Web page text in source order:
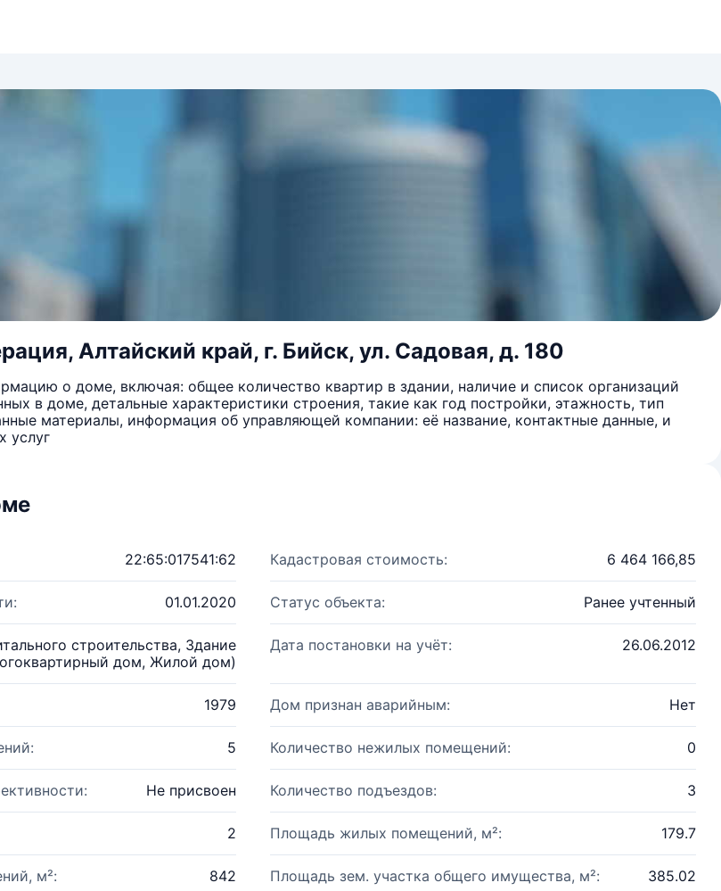
Алтайский край, г. Бийск, ул. Садовая, д. 180
о доме, включая: общее количество квартир в здании, наличие и список организаций
в доме, детальные характеристики строения, такие как год постройки, этажность, тип
материалы, информация об управляющей компании: её название, контактные данные, и
услуг
22:65:017541:62 Кадастровая стоимость: 6 464 166,85
01.01.2020 Статус объекта: Ранее учтенный
строительства, Здание
дом, Жилой дом)
Дата постановки на учёт: 26.06.2012
1979 Дом признан аварийным: Нет
5 Количество нежилых помещений: 0
Не присвоен Количество подъездов: 3
2 Площадь жилых помещений, м²: 179.7
м²: 842 Площадь зем. участка общего имущества, м²: 385.02